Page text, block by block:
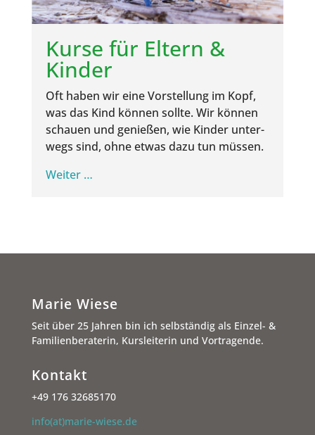
Kur­se für Eltern &
Kinder
Oft haben wir eine Vor­stel­lung im Kopf,
was das Kind kön­nen soll­te. Wir kön­nen
schau­en und genie­ßen, wie Kin­der unter­
wegs sind, ohne etwas dazu tun müssen.
Wei­ter …
Marie Wiese
Seit über 25 Jahren bin ich selbständig als Einzel- &
Familienberaterin, Kursleiterin und Vortragende.
Kontakt
+49 176 32685170
info(at)marie-wiese.de